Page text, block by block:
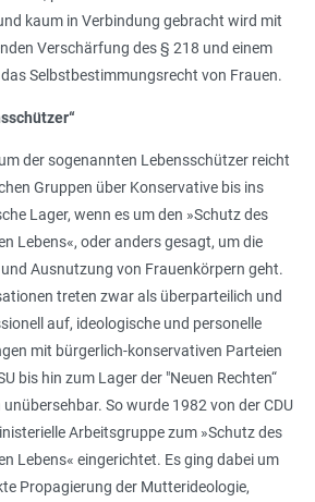
kaum in Verbindung gebracht wird mit
Verschärfung des § 218 und einem
Selbstbestimmungsrecht von Frauen.
der sogenannten Lebensschützer reicht
Gruppen über Konservative bis ins
Lager, wenn es um den »Schutz des
Lebens«, oder anders gesagt, um die
Ausnutzung von Frauenkörpern geht.
treten zwar als überparteilich und
auf, ideologische und personelle
mit bürgerlich-konservativen Parteien
bis hin zum Lager der "Neuen Rechten“
unübersehbar. So wurde 1982 von der CDU
Arbeitsgruppe zum »Schutz des
Lebens« eingerichtet. Es ging dabei um
Propagierung der Mutterideologie,